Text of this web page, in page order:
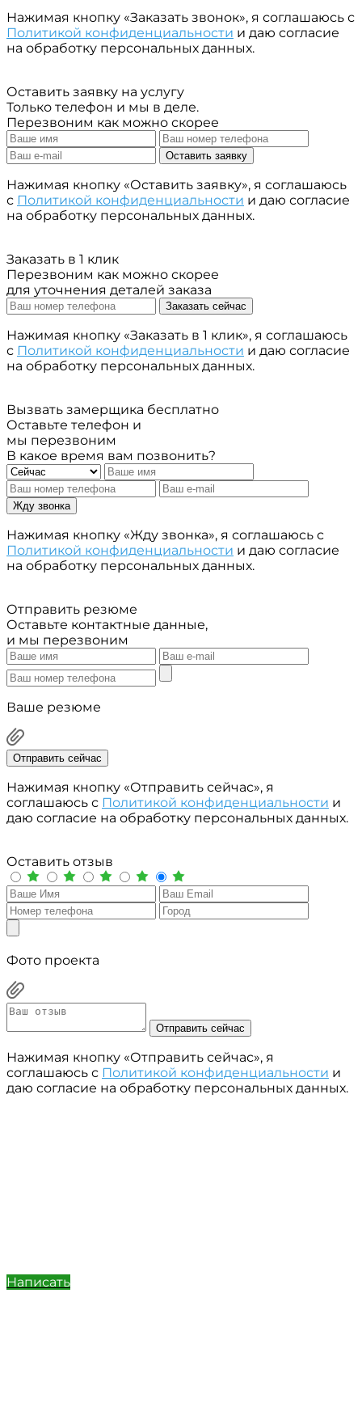
Нажимая кнопку «Заказать звонок», я соглашаюсь с
Политикой конфиденциальности и даю согласие
на обработку персональных данных.
Оставить заявку на услугу
Только телефон и мы в деле.
Перезвоним как можно скорее
Оставить заявку
Нажимая кнопку «Оставить заявку», я соглашаюсь
с Политикой конфиденциальности и даю согласие
на обработку персональных данных.
Заказать в 1 клик
Перезвоним как можно скорее
для уточнения деталей заказа
Заказать сейчас
Нажимая кнопку «Заказать в 1 клик», я соглашаюсь
с Политикой конфиденциальности и даю согласие
на обработку персональных данных.
Вызвать замерщика бесплатно
Оставьте телефон и
мы перезвоним
В какое время вам позвонить?
Жду звонка
Нажимая кнопку «Жду звонка», я соглашаюсь с
Политикой конфиденциальности и даю согласие
на обработку персональных данных.
Отправить резюме
Оставьте контактные данные,
и мы перезвоним
Ваше резюме
Отправить сейчас
Нажимая кнопку «Отправить сейчас», я
соглашаюсь с Политикой конфиденциальности и
даю согласие на обработку персональных данных.
Оставить отзыв
Фото проекта
Отправить сейчас
Нажимая кнопку «Отправить сейчас», я
соглашаюсь с Политикой конфиденциальности и
даю согласие на обработку персональных данных.
Написать